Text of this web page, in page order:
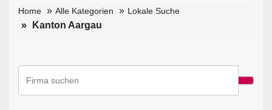
Home Alle Kategorien Lokale Suche
Kanton Aargau